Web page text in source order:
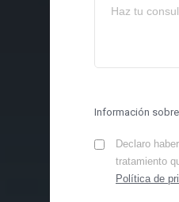
Información
Declaro
tratamiento
Política de